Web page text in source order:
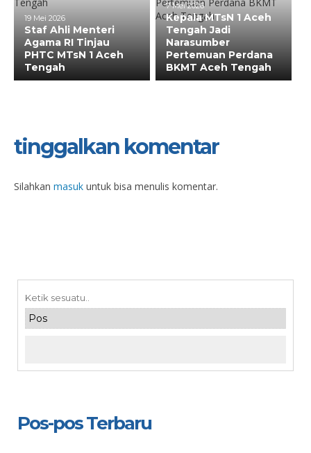
19 Mei 2026
Staf Ahli Menteri
Agama RI Tinjau
PHTC MTsN 1 Aceh
Tengah
7 Mei 2026
Kepala MTsN 1 Aceh
Tengah Jadi
Narasumber
Pertemuan Perdana
BKMT Aceh Tengah
tinggalkan komentar
Silahkan masuk untuk bisa menulis komentar.
Pos-pos Terbaru